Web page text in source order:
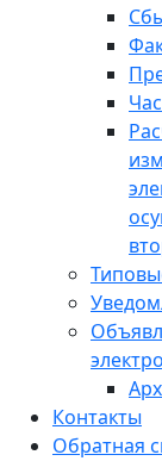
Контакты
Обратная